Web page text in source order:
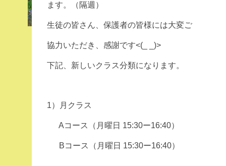
ます。（隔週）
生徒の皆さん、保護者の皆様には大変ご
協力いただき、感謝です<(_ _)>
下記、新しいクラス分類になります。
1）月クラス
Aコース（月曜日 15:30ー16:40）
Bコース（月曜日 15:30ー16:40）